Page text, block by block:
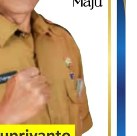
CV Menara Biru
saat di konfirmasi awak